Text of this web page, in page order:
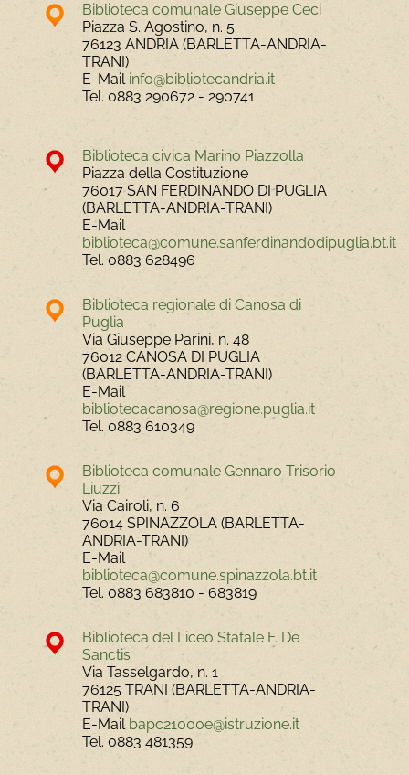
Biblioteca comunale Giuseppe Ceci
Piazza S. Agostino, n. 5
76123 ANDRIA (BARLETTA-ANDRIA-
TRANI)
E-Mail info@bibliotecandria.it
Tel. 0883 290672 - 290741
Biblioteca civica Marino Piazzolla
Piazza della Costituzione
76017 SAN FERDINANDO DI PUGLIA
(BARLETTA-ANDRIA-TRANI)
E-Mail
biblioteca@comune.sanferdinandodipuglia.bt.it
Tel. 0883 628496
Biblioteca regionale di Canosa di
Puglia
Via Giuseppe Parini, n. 48
76012 CANOSA DI PUGLIA
(BARLETTA-ANDRIA-TRANI)
E-Mail
bibliotecacanosa@regione.puglia.it
Tel. 0883 610349
Biblioteca comunale Gennaro Trisorio
Liuzzi
Via Cairoli, n. 6
76014 SPINAZZOLA (BARLETTA-
ANDRIA-TRANI)
E-Mail
biblioteca@comune.spinazzola.bt.it
Tel. 0883 683810 - 683819
Biblioteca del Liceo Statale F. De
Sanctis
Via Tasselgardo, n. 1
76125 TRANI (BARLETTA-ANDRIA-
TRANI)
E-Mail bapc21000e@istruzione.it
Tel. 0883 481359